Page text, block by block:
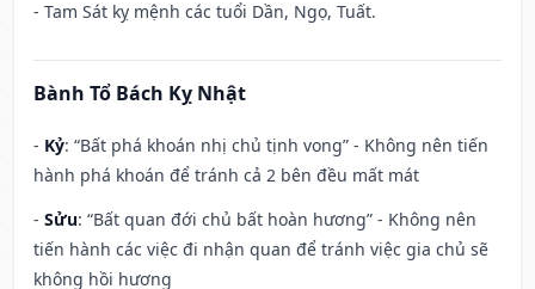
- Tam Sát kỵ mệnh các tuổi Dần, Ngọ, Tuất.
Bành Tổ Bách Kỵ Nhật
- Kỷ: “Bất phá khoán nhị chủ tịnh vong” - Không nên tiến
hành phá khoán để tránh cả 2 bên đều mất mát
- Sửu: “Bất quan đới chủ bất hoàn hương” - Không nên
tiến hành các việc đi nhận quan để tránh việc gia chủ sẽ
không hồi hương